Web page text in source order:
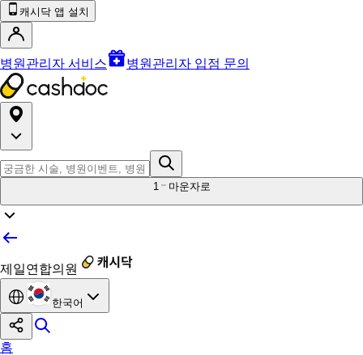
캐시닥 앱 설치
병원관리자 서비스 병원관리자 입점 문의
1 마운자로
제일연합의원
한국어
홈